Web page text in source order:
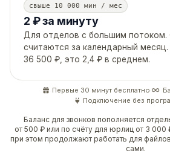
свыше 10 000 мин / мес
2 ₽ за минуту
Для отделов с большим потоком.
считаются за календарный
36 500 ₽, это 2,4 ₽ в среднем.
Первые 30 минут бесплатно·
Подключение без
Баланс для звонков пополняется
от 500 ₽ или по счёту для юрлиц от 3 000
при этом продолжают работать для
сами.